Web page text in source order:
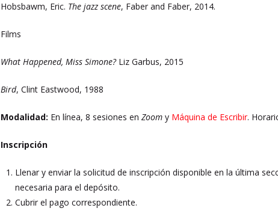
Hobsbawm, Eric. The jazz scene, Faber and Faber, 2014.
Films
What Happened, Miss Simone?Liz Garbus, 2015
Bird, Clint Eastwood, 1988
Modalidad: En línea, 8 sesiones enZoom y Máquina de Escribir.
Inscripción
Llenar y enviar la solicitud de inscripción disponible en la última
necesaria para el depósito.
Cubrir el pago correspondiente.